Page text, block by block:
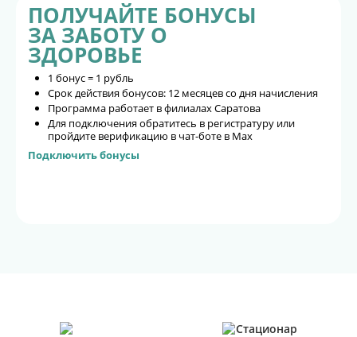
ПОЛУЧАЙТЕ БОНУСЫ
ЗА ЗАБОТУ О
ЗДОРОВЬЕ
1 бонус = 1 рубль
Срок действия бонусов: 12 месяцев со дня начисления
Программа работает в филиалах Саратова
Для подключения обратитесь в регистратуру или
пройдите верификацию в чат-боте в Max
Подключить бонусы